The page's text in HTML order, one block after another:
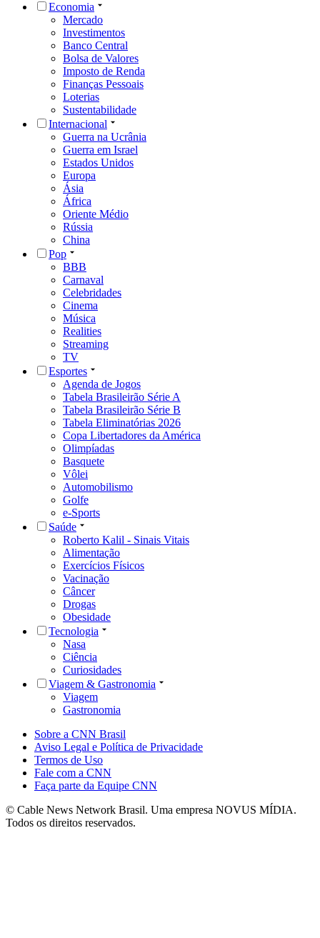
Economia
Mercado
Investimentos
Banco Central
Bolsa de Valores
Imposto de Renda
Finanças Pessoais
Loterias
Sustentabilidade
Internacional
Guerra na Ucrânia
Guerra em Israel
Estados Unidos
Europa
Ásia
África
Oriente Médio
Rússia
China
Pop
BBB
Carnaval
Celebridades
Cinema
Música
Realities
Streaming
TV
Esportes
Agenda de Jogos
Tabela Brasileirão Série A
Tabela Brasileirão Série B
Tabela Eliminatórias 2026
Copa Libertadores da América
Olimpíadas
Basquete
Vôlei
Automobilismo
Golfe
e-Sports
Saúde
Roberto Kalil - Sinais Vitais
Alimentação
Exercícios Físicos
Vacinação
Câncer
Drogas
Obesidade
Tecnologia
Nasa
Ciência
Curiosidades
Viagem & Gastronomia
Viagem
Gastronomia
Sobre a CNN Brasil
Aviso Legal e Política de Privacidade
Termos de Uso
Fale com a CNN
Faça parte da Equipe CNN
© Cable News Network Brasil. Uma empresa NOVUS MÍDIA.
Todos os direitos reservados.